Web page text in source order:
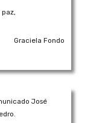
Graciela Fondo
José